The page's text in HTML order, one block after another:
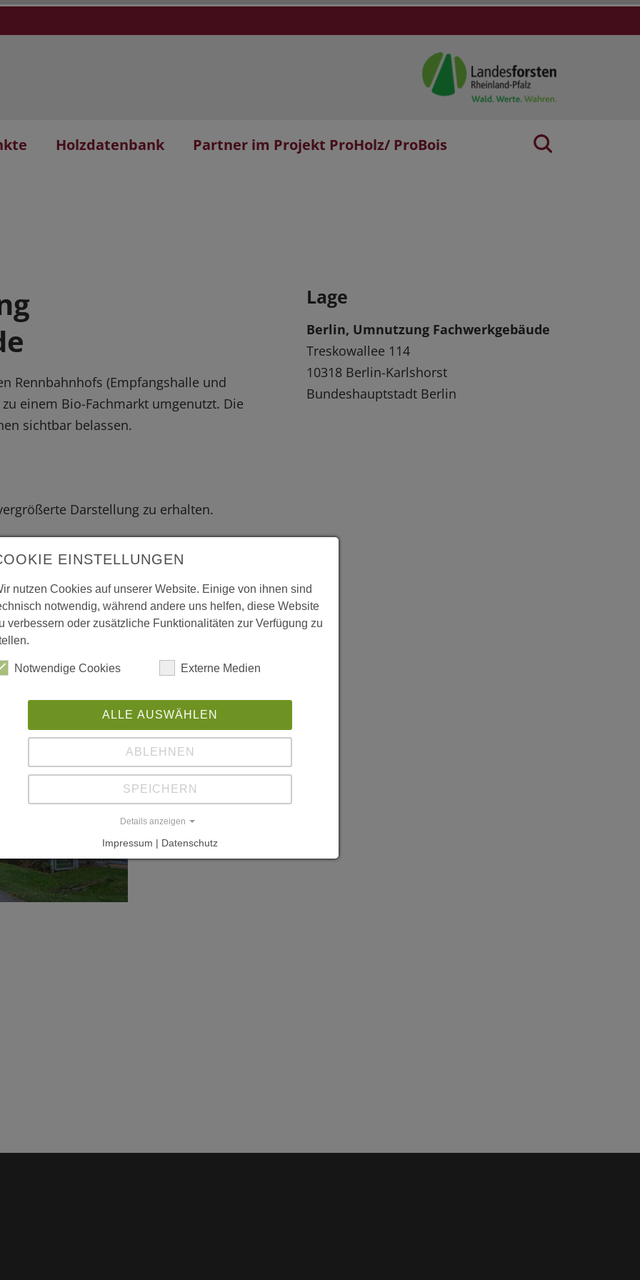
Holzdatenbank Partner im Projekt ProHolz/ ProBois
Rennbahnhofs (Empfangshalle und
einem Bio-Fachmarkt umgenutzt. Die
sichtbar belassen.
Darstellung zu erhalten.
Lage
Berlin, Umnutzung Fachwerkgebäude
Treskowallee 114
10318 Berlin-Karlshorst
Bundeshauptstadt Berlin
EINSTELLUNGEN
nutzen Cookies auf unserer Website. Einige von ihnen sind
notwendig, während andere uns helfen, diese Website
verbessern oder zusätzliche Funktionalitäten zur Verfügung zu
Notwendige Cookies Externe Medien
ALLE AUSWÄHLEN
ABLEHNEN
SPEICHERN
Details anzeigen
Impressum | Datenschutz